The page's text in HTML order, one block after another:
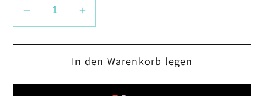
Verringere
Menge
Pfaue
Erhöhe
Menge
für
Pfaue
In den Warenkorb legen